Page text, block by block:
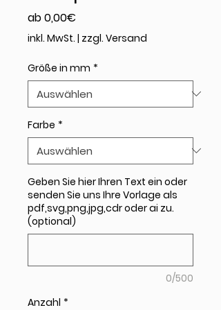
ab0,00€
Preis
inkl. MwSt. | zzgl. Versand
Größe in mm *
Farbe *
Geben Sie hier Ihren Text ein oder
senden Sie uns Ihre Vorlage als
pdf,svg,png,jpg,cdr oder ai zu.
(optional)
0/500
Anzahl *